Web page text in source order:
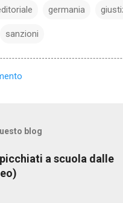
germania
sanzioni
blog
a scuola dalle